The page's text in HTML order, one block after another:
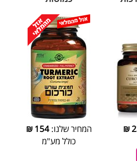
₪
המחיר שלנו: 154
₪
כולל מע"מ